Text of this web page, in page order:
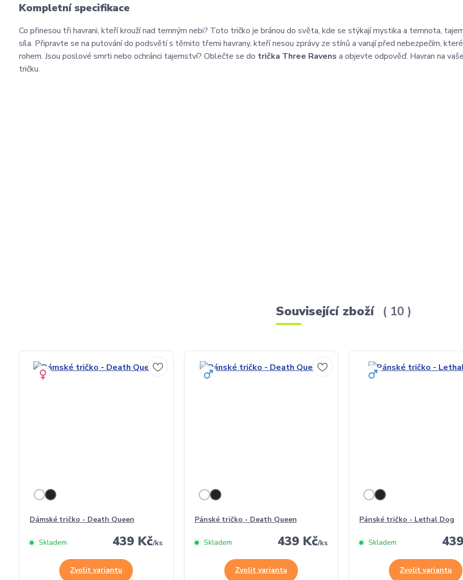
Kompletní specifikace
Co přinesou tři havrani, kteří krouží nad temným nebi? Toto tričko je bránou do světa, kde se stýkají mystika a temnota,
síla. Připravte se na putování do podsvětí s těmito třemi havrany, kteří nesou zprávy ze stínů a varují před nebezpečím, které
rohem. Jsou poslové smrti nebo ochránci tajemství? Oblečte se do trička Three Ravens a objevte odpověď. Havran na
tričku.
Související zboží 10
Dámské tričko - Death Queen
439 Kč/ks
Skladem
Zvolit variantu
Pánské tričko - Death Queen
439 Kč/ks
Skladem
Zvolit variantu
Pánské tričko - Lethal Dog
Skladem
Zvolit variantu